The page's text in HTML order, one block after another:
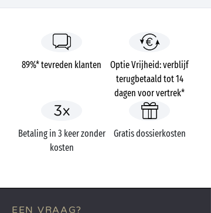
89%* tevreden klanten
Optie Vrijheid: verblijf
terugbetaald tot 14
dagen voor vertrek*
Betaling in 3 keer zonder
kosten
Gratis dossierkosten
EEN VRAAG?